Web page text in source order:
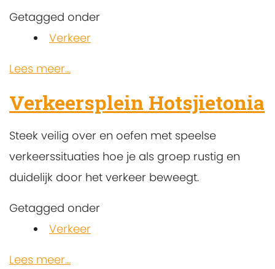
Getagged onder
Verkeer
Lees meer...
Verkeersplein Hotsjietonia
Steek veilig over en oefen met speelse
verkeerssituaties hoe je als groep rustig en
duidelijk door het verkeer beweegt.
Getagged onder
Verkeer
Lees meer...